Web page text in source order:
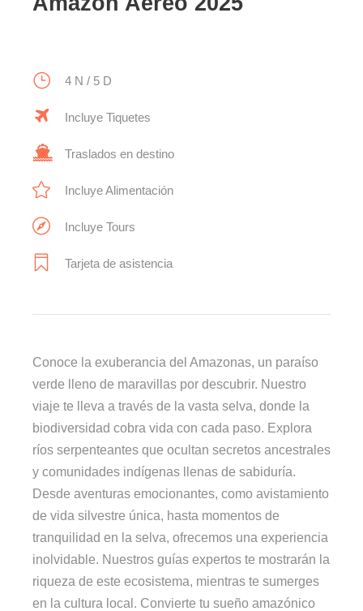
4 N / 5 D
Incluye Tiquetes
Traslados en destino
Incluye Alimentación
Incluye Tours
Tarjeta de asistencia
Conoce la exuberancia del Amazonas, un paraíso
verde lleno de maravillas por descubrir. Nuestro
viaje te lleva a través de la vasta selva, donde la
biodiversidad cobra vida con cada paso. Explora
ríos serpenteantes que ocultan secretos ancestrales
y comunidades indígenas llenas de sabiduría.
Desde aventuras emocionantes, como avistamiento
de vida silvestre única, hasta momentos de
tranquilidad en la selva, ofrecemos una experiencia
inolvidable. Nuestros guías expertos te mostrarán la
riqueza de este ecosistema, mientras te sumerges
en la cultura local. Convierte tu sueño amazónico